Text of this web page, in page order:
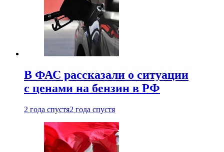
В ФАС рассказали о ситуации
с ценами на бензин в РФ
2 года спустя2 года спустя